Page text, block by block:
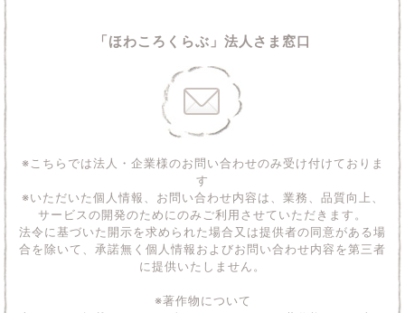
「ほわころくらぶ」法人さま窓口
※こちらでは法人・企業様のお問い合わせのみ受け付けておりま
す
※いただいた個人情報、お問い合わせ内容は、業務、品質向上、
サービスの開発のためにのみご利用させていただきます。
法令に基づいた開示を求められた場合又は提供者の同意がある場
合を除いて、承諾無く個人情報およびお問い合わせ内容を第三者
に提供いたしません。
※著作物について